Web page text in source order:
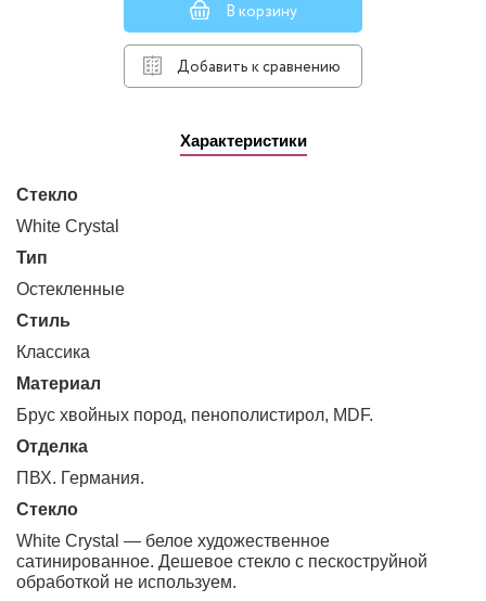
В корзину
Добавить к сравнению
Характеристики
Стекло
White Сrystal
Тип
остекленные
Стиль
классика
Материал
Брус хвойных пород, пенополистирол, MDF.
Отделка
ПВХ. Германия.
Стекло
White Сrystal — белое художественное
сатинированное. Дешевое стекло с пескоструйной
обработкой не используем.